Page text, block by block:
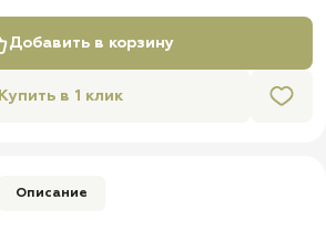
Добавить в корзину
Купить в 1 клик
Описание